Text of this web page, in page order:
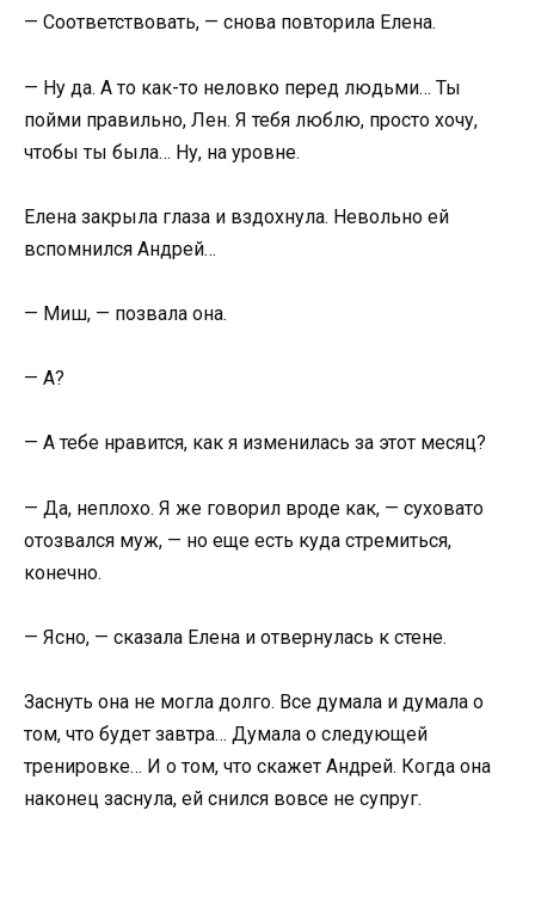
— Соответствовать, — снова повторила Елена.
— Ну да. А то как-то неловко перед людьми… Ты
пойми правильно, Лен. Я тебя люблю, просто хочу,
чтобы ты была… Ну, на уровне.
Елена закрыла глаза и вздохнула. Невольно ей
вспомнился Андрей…
— Миш, — позвала она.
— А?
— А тебе нравится, как я изменилась за этот месяц?
— Да, неплохо. Я же говорил вроде как, — суховато
отозвался муж, — но еще есть куда стремиться,
конечно.
— Ясно, — сказала Елена и отвернулась к стене.
Заснуть она не могла долго. Все думала и думала о
том, что будет завтра… Думала о следующей
тренировке… И о том, что скажет Андрей. Когда она
наконец заснула, ей снился вовсе не супруг.